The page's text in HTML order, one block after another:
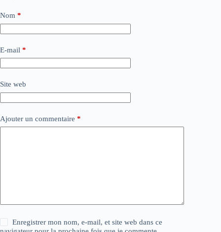
Nom *
E-mail *
Site web
Ajouter un commentaire *
Enregistrer mon nom, e-mail, et site web dans ce